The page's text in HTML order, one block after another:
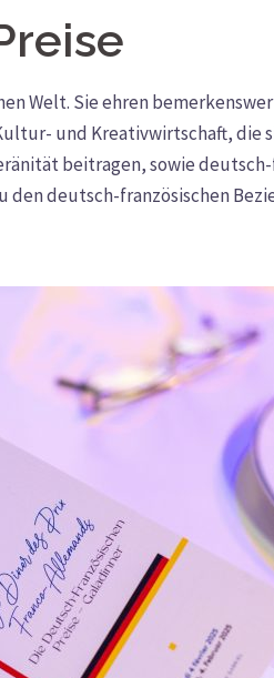
Welt. Sie ehren
und Kreativwirtschaft, die
beitragen, sowie
deutsch-französischen